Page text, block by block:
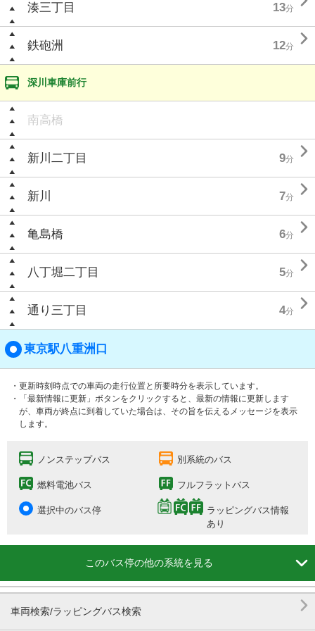
湊三丁目 13分
鉄砲洲 12分 
深川車庫前行
南高橋
新川二丁目 9分 
新川 7分 
亀島橋 6分 
八丁堀二丁目 5分 
通り三丁目 4分 
東京駅八重洲口
・更新時刻時点での車両の走行位置と所要時分を表示しています。
・「最新情報に更新」ボタンをクリックすると、最新の情報に更新します
が、車両が終点に到着していた場合は、その旨を伝えるメッセージを表示
します。
ノンステップバス 別系統のバス
燃料電池バス フルフラットバス
選択中のバス停
ラッピングバス情報
あり
このバス停の他の系統を見る 
車両検索/ラッピングバス検索
